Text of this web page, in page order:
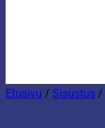
Etusivu / Sisustus /